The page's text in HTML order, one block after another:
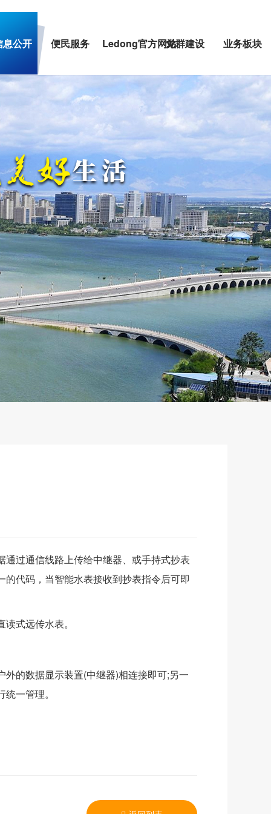
息公开 便民服务 Ledong官方网站党群建设 业务板块
过通信线路上传给中继器、或手持式抄表
代码，当智能水表接收到抄表指令后可即
式远传水表。
的数据显示装置(中继器)相连接即可;另一
一管理。